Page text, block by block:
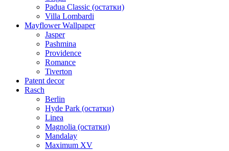
Padua Classic (остатки)
Villa Lombardi
Mayflower Wallpaper
Jasper
Pashmina
Providence
Romance
Tiverton
Patent decor
Rasch
Berlin
Hyde Park (остатки)
Linea
Magnolia (остатки)
Mandalay
Maximum XV